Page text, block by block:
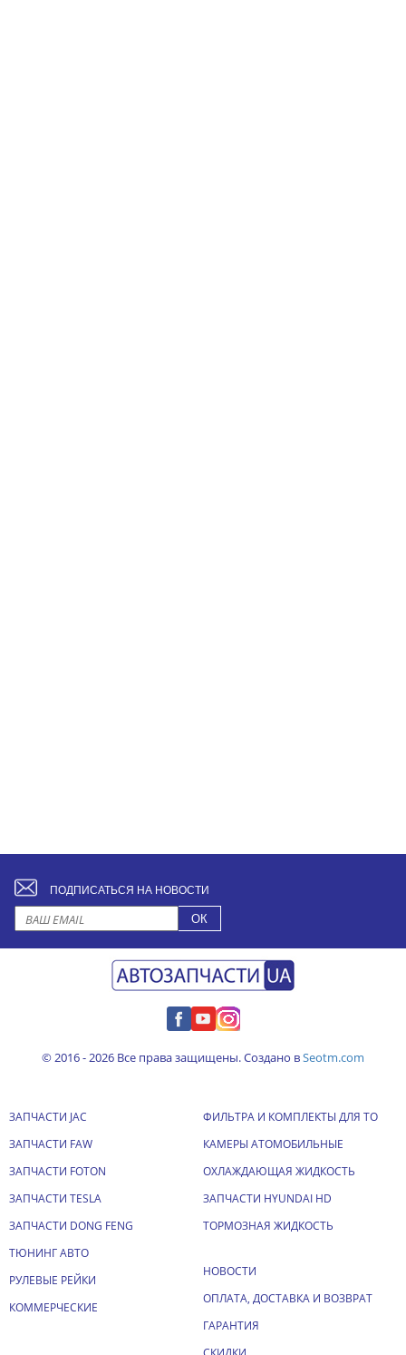
ПОДПИСАТЬСЯ НА НОВОСТИ
© 2016 - 2026 Все права защищены. Создано вSeotm.com
ЗАПЧАСТИ JAC
ЗАПЧАСТИ FAW
ЗАПЧАСТИ FOTON
ЗАПЧАСТИ TESLA
ЗАПЧАСТИ DONG FENG
ТЮНИНГ АВТО
РУЛЕВЫЕ РЕЙКИ
КОММЕРЧЕСКИЕ
ФИЛЬТРА И КОМПЛЕКТЫ ДЛЯ ТО
КАМЕРЫ АТОМОБИЛЬНЫЕ
ОХЛАЖДАЮЩАЯ ЖИДКОСТЬ
ЗАПЧАСТИ HYUNDAI HD
ТОРМОЗНАЯ ЖИДКОСТЬ
НОВОСТИ
ОПЛАТА, ДОСТАВКА И ВОЗВРАТ
ГАРАНТИЯ